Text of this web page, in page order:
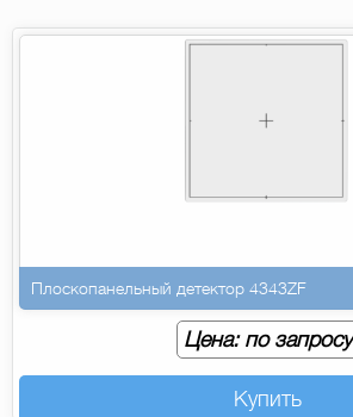
Плоскопанельный детектор 4343ZF
Цена: по запросу
Купить